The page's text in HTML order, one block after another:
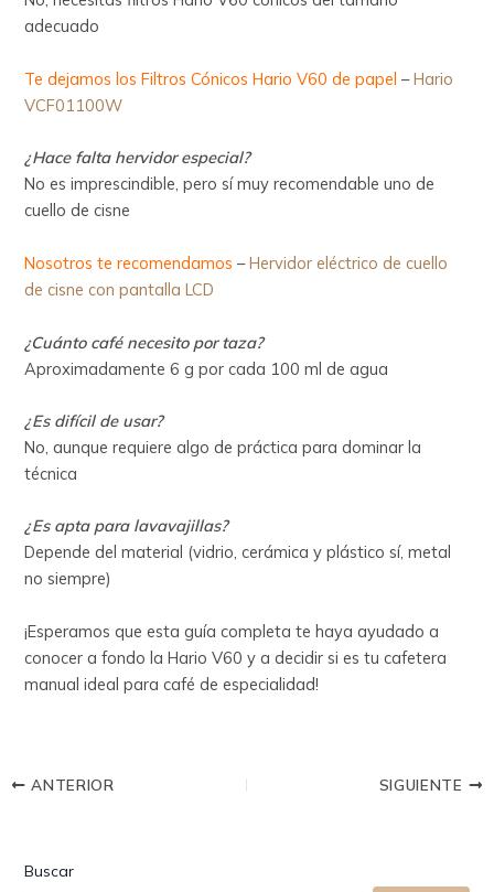
adecuado
Te dejamos los Filtros Cónicos Hario V60 de papel–Hario
VCF01100W
¿Hace falta hervidor especial?
No es imprescindible, pero sí muy recomendable uno de
cuello de cisne
Nosotros te recomendamos –Hervidor eléctrico de cuello
de cisne con pantalla LCD
¿Cuánto café necesito por taza?
Aproximadamente 6 g por cada 100 ml de agua
¿Es difícil de usar?
No, aunque requiere algo de práctica para dominar la
técnica
¿Es apta para lavavajillas?
Depende del material (vidrio, cerámica y plástico sí, metal
no siempre)
¡Esperamos que esta guía completa te haya ayudado a
conocer a fondo la Hario V60 y a decidir si es tu cafetera
manual ideal para café de especialidad!
ANTERIOR SIGUIENTE
Buscar